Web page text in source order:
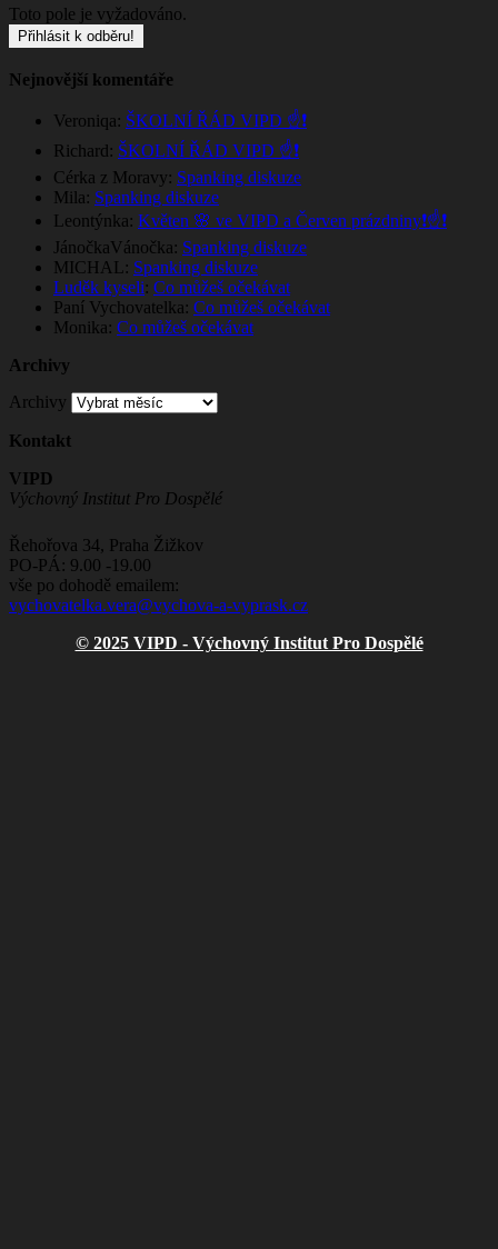
Toto pole je vyžadováno.
Nejnovější komentáře
Veroniqa: ŠKOLNÍ ŘÁD VIPD ☝️❗
Richard: ŠKOLNÍ ŘÁD VIPD ☝️❗
Cérka z Moravy: Spanking diskuze
Mila: Spanking diskuze
Leontýnka: Květen 🌸 ve VIPD a Červen prázdniny❗☝️❗
JánočkaVánočka: Spanking diskuze
MICHAL: Spanking diskuze
Luděk kyseli: Co můžeš očekávat
Paní Vychovatelka: Co můžeš očekávat
Monika: Co můžeš očekávat
Archivy
Archivy
Kontakt
VIPD
Výchovný Institut Pro Dospělé
Řehořova 34, Praha Žižkov
PO-PÁ: 9.00 -19.00
vše po dohodě emailem:
vychovatelka.vera@vychova-a-vyprask.cz
© 2025 VIPD - Výchovný Institut Pro Dospělé